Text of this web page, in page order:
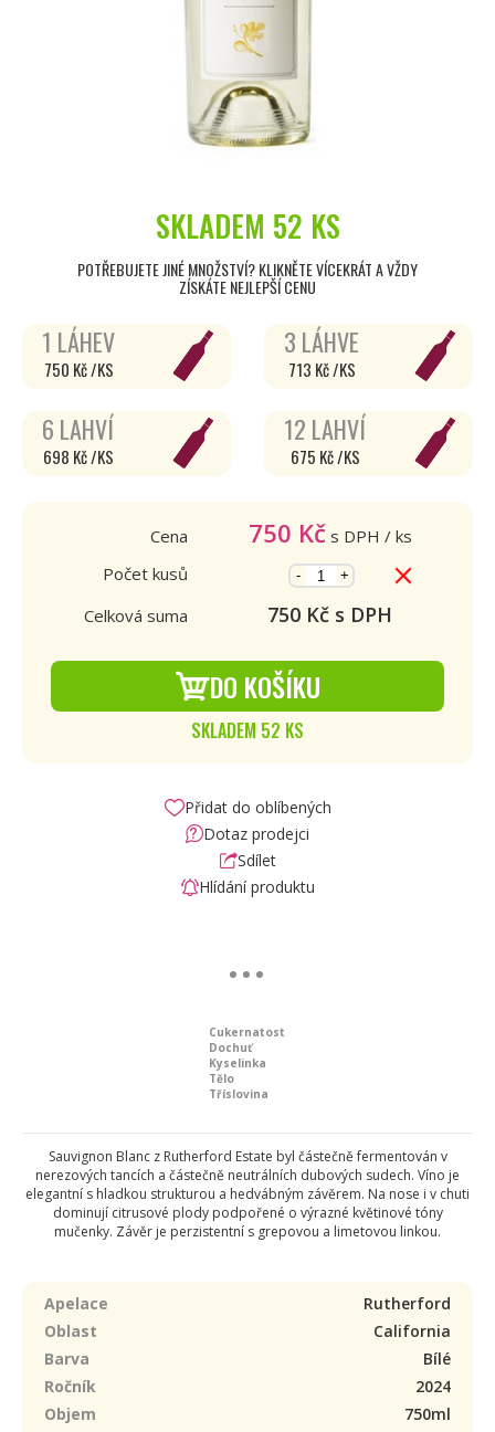
SKLADEM 52 KS
POTŘEBUJETE JINÉ MNOŽSTVÍ? KLIKNĚTE VÍCEKRÁT A VŽDY
ZÍSKÁTE NEJLEPŠÍ CENU
1 LÁHEV
750 Kč /KS
3 LÁHVE
713 Kč /KS
6 LAHVÍ
698 Kč /KS
12 LAHVÍ
675 Kč /KS
Cena 750 Kč s DPH / ks
Počet kusů
- +
Celková suma 750 Kč s DPH
DO KOŠÍKU
SKLADEM 52 KS
Přidat do oblíbených
Dotaz prodejci
Sdílet
Hlídání produktu
Cukernatost
Dochuť
Kyselinka
Tělo
Tříslovina
Sauvignon Blanc z Rutherford Estate byl částečně fermentován v
nerezových tancích a částečně neutrálních dubových sudech. Víno je
elegantní s hladkou strukturou a hedvábným závěrem. Na nose i v chuti
dominují citrusové plody podpořené o výrazné květinové tóny
mučenky. Závěr je perzistentní s grepovou a limetovou linkou.
Apelace
Rutherford
Oblast
California
Barva
Bílé
Ročník
2024
Objem
750ml